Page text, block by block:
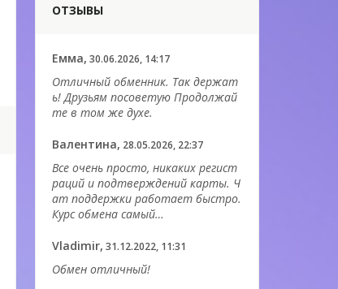
ОТЗЫВЫ
Емма, 30.06.2026, 14:17
Отличный обменник. Так держат
ь! Друзьям посоветую Продолжай
те в том же духе.
Валентина, 28.05.2026, 22:37
Все очень просто, никаких регист
раций и подтверждений карты. Ч
ат поддержки работает быстро.
Курс обмена самый…
Vladimir, 31.12.2022, 11:31
Обмен отличный!